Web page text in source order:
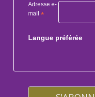
Adresse e-
mail *
Langue préférée